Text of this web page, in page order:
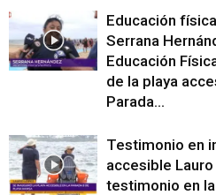
Educación
Serrana
Educación
de la playa
Parada...
Testimonio en
accesible
testimonio en